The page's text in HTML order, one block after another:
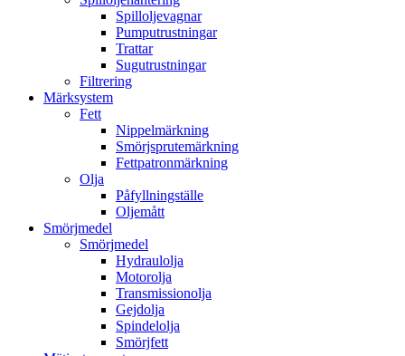
Spilloljevagnar
Pumputrustningar
Trattar
Sugutrustningar
Filtrering
Märksystem
Fett
Nippelmärkning
Smörjsprutemärkning
Fettpatronmärkning
Olja
Påfyllningställe
Oljemått
Smörjmedel
Smörjmedel
Hydraulolja
Motorolja
Transmissionolja
Gejdolja
Spindelolja
Smörjfett